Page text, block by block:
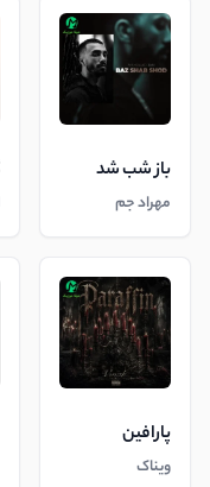
باز شب شد
مهراد جم
پارافین
ویناک